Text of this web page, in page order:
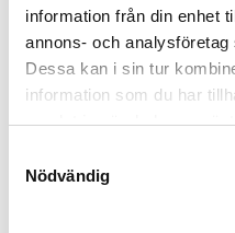
information från din enhet
annons- och
Dessa kan i sin tur
information som du har
samlat in när du har
Nödvändig